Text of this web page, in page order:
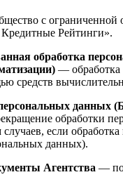
с ограниченной
Рейтинги».
обработка
— обработка
средств
данных
обработки
если
данных).
Агентства —